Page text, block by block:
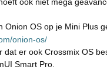
Onion OS op je Mini Plus
onion-os/
dat er ook Crossmix OS
Smart Pro.